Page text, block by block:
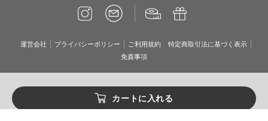
カートに入れる
運営会社 プライバシーポリシー ご利用規約
特定商取引法に基づく表示
免責事項
Copyright© MOONBAT ONLINE SHOP Co., Ltd. All Rights Reserved.